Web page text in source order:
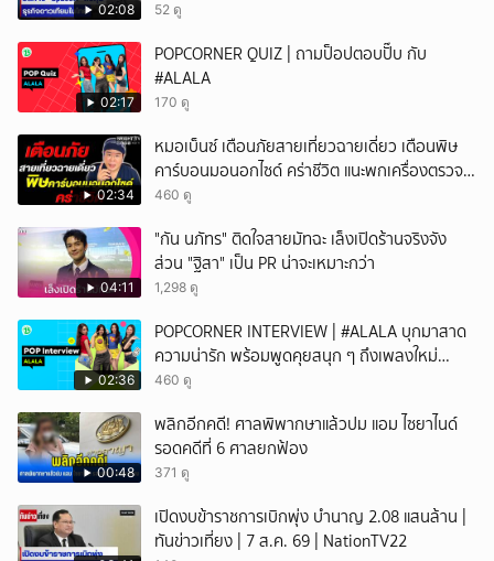
02:08 52 ดู
02:17
POPCORNER QUIZ | ถามป็อปตอบปั๊บ กับ
#ALALA
170 ดู
02:34
หมอเบ็นซ์ เตือนภัยสายเที่ยวฉายเดี่ยว เตือนพิษ
คาร์บอนมอนอกไซด์ คร่าชีวิต แนะพกเครื่องตรวจ
วัดติดตัว
460 ดู
04:11
"กัน นภัทร" ติดใจสายมัทฉะ เล็งเปิดร้านจริงจัง
ส่วน "ฐิสา" เป็น PR น่าจะเหมาะกว่า
1,298 ดู
02:36
POPCORNER INTERVIEW | #ALALA บุกมาสาด
ความน่ารัก พร้อมพูดคุยสนุก ๆ ถึงเพลงใหม่
'ON&OFF'
460 ดู
00:48
พลิกอีกคดี! ศาลพิพากษาแล้วปม แอม ไซยาไนด์
รอดคดีที่ 6 ศาลยกฟ้อง
371 ดู
เปิดงบข้าราชการเบิกพุ่ง บำนาญ 2.08 แสนล้าน |
ทันข่าวเที่ยง | 7 ส.ค. 69 | NationTV22